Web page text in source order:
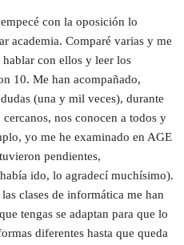
con la oposición lo
academia. Comparé varias y me
hablar con ellos y leer los
10. Me han acompañado,
(una y mil veces), durante
nos conocen a todos y
yo me he examinado en AGE
pendientes,
ido, lo agradecí muchísimo).
clases de informática me han
tengas se adaptan para que lo
diferentes hasta que queda